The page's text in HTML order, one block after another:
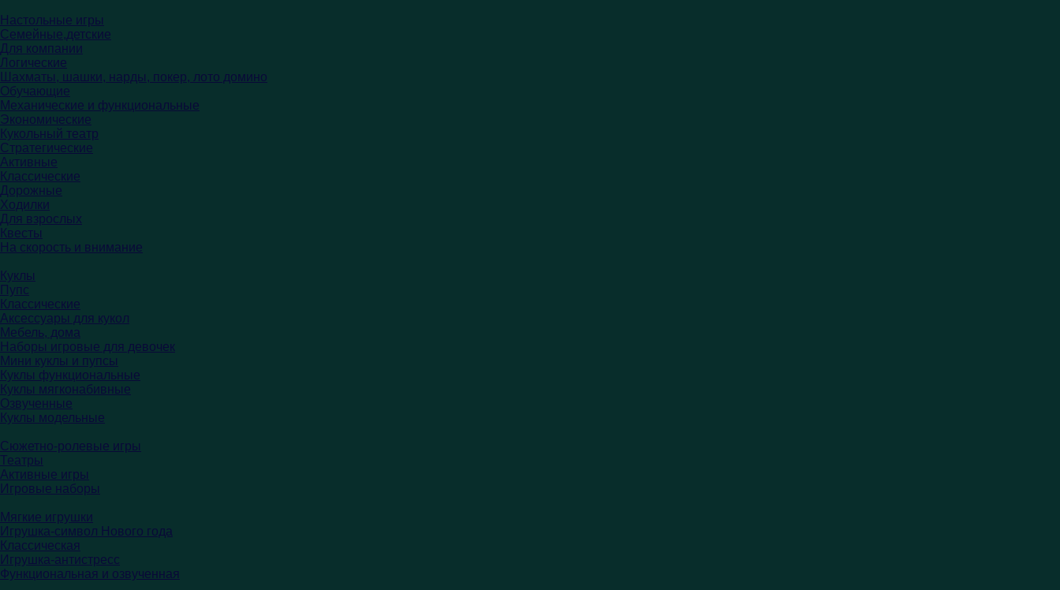
Настольные игры
Семейные,детские
Для компании
Логические
Шахматы, шашки, нарды, покер, лото домино
Обучающие
Механические и функциональные
Экономические
Кукольный театр
Стратегические
Активные
Классические
Дорожные
Ходилки
Для взрослых
Квесты
На скорость и внимание
Куклы
Пупс
Классические
Аксессуары для кукол
Мебель, дома
Наборы игровые для девочек
Мини куклы и пупсы
Куклы функциональные
Куклы мягконабивные
Озвученные
Куклы модельные
Сюжетно-ролевые игры
Театры
Активные игры
Игровые наборы
Мягкие игрушки
Игрушка-символ Нового года
Классическая
Игрушка-антистресс
Функциональная и озвученная